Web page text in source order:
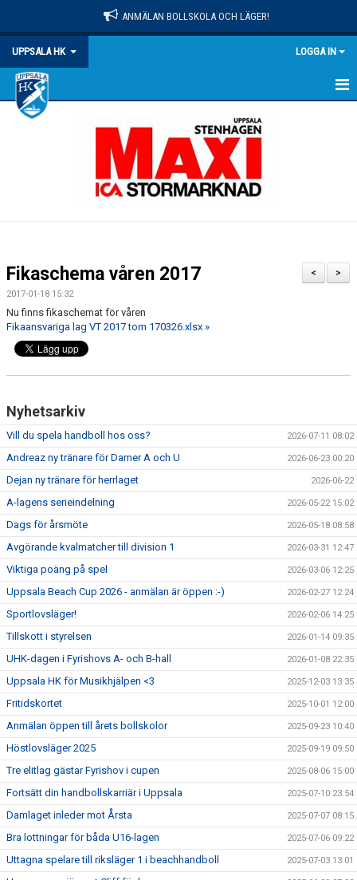
ANMÄLAN BOLLSKOLA OCH LÄGER!
UPPSALA HK LOGGA IN
HEM
KONTAKT
DOKUMENT
PRAKTISK INFO
>
<
Fikaschema våren 2017
2017-01-18 15:32
Nu finns fikaschemat för våren
Fikaansvariga lag VT 2017 tom 170326.xlsx »
Nyhetsarkiv
Vill du spela handboll hos oss? 2026-07-11 08:02
Andreaz ny tränare för Damer A och U 2026-06-23 00:20
Dejan ny tränare för herrlaget 2026-06-22
A-lagens serieindelning 2026-05-22 15:02
Dags för årsmöte 2026-05-18 08:58
Avgörande kvalmatcher till division 1 2026-03-31 12:47
Viktiga poäng på spel 2026-03-06 12:25
Uppsala Beach Cup 2026 - anmälan är öppen :-) 2026-02-27 12:24
Sportlovsläger! 2026-02-06 14:25
Tillskott i styrelsen 2026-01-14 09:35
UHK-dagen i Fyrishovs A- och B-hall 2026-01-08 22:35
Uppsala HK för Musikhjälpen <3 2025-12-03 13:35
Fritidskortet 2025-10-01 12:00
Anmälan öppen till årets bollskolor 2025-09-23 10:40
Höstlovsläger 2025 2025-09-19 09:50
Tre elitlag gästar Fyrishov i cupen 2025-08-06 15:00
Fortsätt din handbollskarriär i Uppsala 2025-07-10 23:54
Damlaget inleder mot Årsta 2025-07-07 08:15
Bra lottningar för båda U16-lagen 2025-07-06 09:22
Uttagna spelare till riksläger 1 i beachhandboll 2025-07-03 13:01